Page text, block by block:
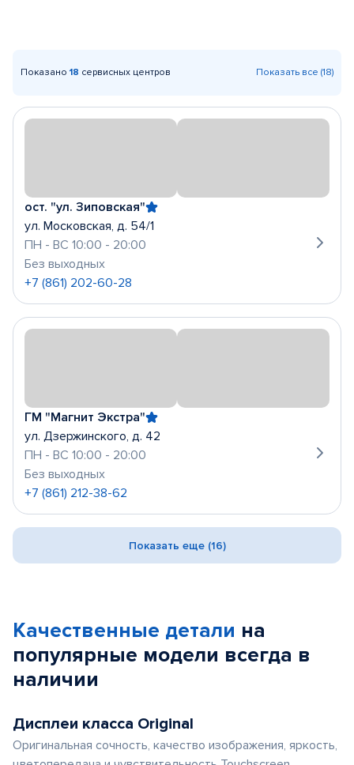
Показано 18 сервисных центров Показать все (18)
ост. "ул. Зиповская"
ул. Московская, д. 54/1
ПН - ВС 10:00 - 20:00
Без выходных
+7 (861) 202-60-28
ГМ "Магнит Экстра"
ул. Дзержинского, д. 42
ПН - ВС 10:00 - 20:00
Без выходных
+7 (861) 212-38-62
Показать еще (16)
Качественные детали на
популярные модели всегда в
наличии
Дисплеи класса Original
Оригинальная сочность, качество изображения, яркость,